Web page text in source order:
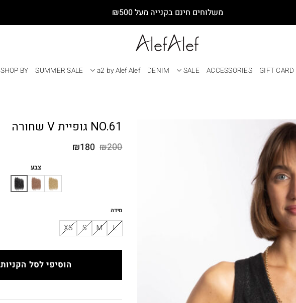
משלוחים חינם בקנייה מעל ₪500
GIFT CARD
ACCESSORIES
SALE
DENIM
a2 by Alef Alef
SUMMER SALE
SHOP BY
NO.61 גופיית V שחורה
₪200 המחיר
₪180 המחיר
₪180. צבע
מידה
L
M
S
XS
הוסיפי לסל הקניות